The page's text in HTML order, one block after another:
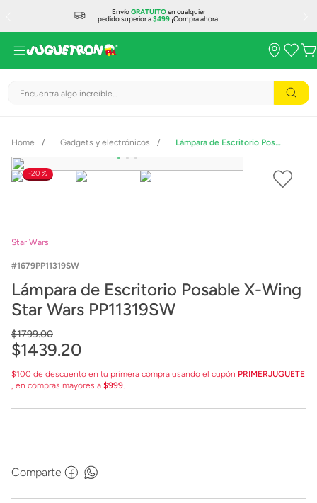
EnvíoGRATUITOen cualquier
pedido superior a$499¡Compra ahora!
Encuentra algo increíble...
Gadgets y electrónicos Lámpara de Escritorio Posable X-Wing Star Wars PP11319SW
20 %
Star Wars
1679PP11319SW
Lámpara de Escritorio Posable X-Wing
Star Wars PP11319SW
$1799.00
$1439.20
$100 de descuento en tu primera compra usando el cupón PRIMERJUGUETE
, en compras mayores a $999.
Comparte